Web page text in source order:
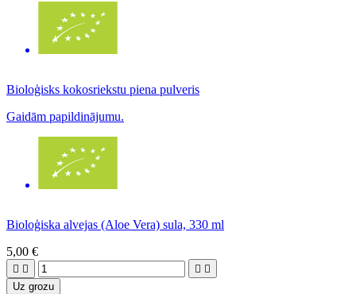
Bioloģisks kokosriekstu piena pulveris
Gaidām papildinājumu.
Bioloģiska alvejas (Aloe Vera) sula, 330 ml
5,00 €
   
Uz grozu